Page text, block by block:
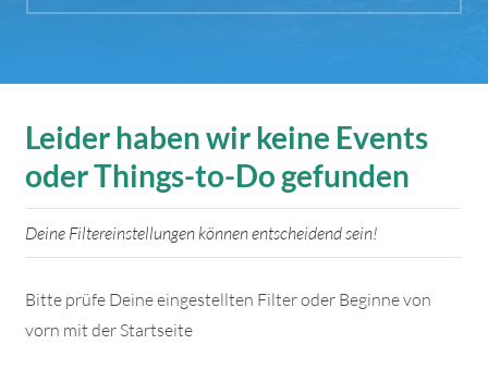
Leider haben wir keine Events
oder Things-to-Do gefunden
Deine Filtereinstellungen können entscheidend sein!
Bitte prüfe Deine eingestellten Filter oder Beginne von
vorn mit der Startseite